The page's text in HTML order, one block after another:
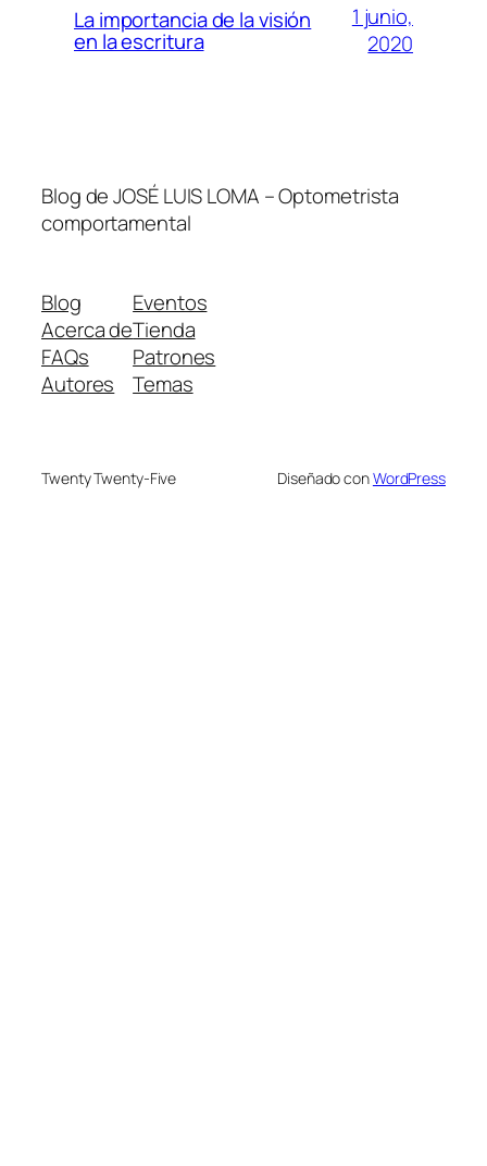
La importancia de la visión
en la escritura
1 junio,
2020
Blog de JOSÉ LUIS LOMA – Optometrista
comportamental
Blog
Acerca de
FAQs
Autores
Eventos
Tienda
Patrones
Temas
Twenty Twenty-Five Diseñado conWordPress